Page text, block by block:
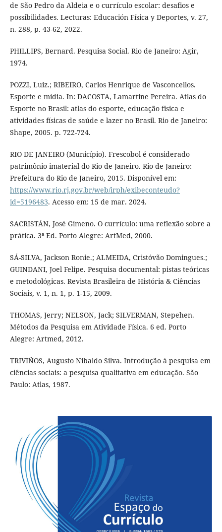
de São Pedro da Aldeia e o currículo escolar: desafios e
possibilidades. Lecturas: Educación Física y Deportes, v. 27,
n. 288, p. 43-62, 2022.
PHILLIPS, Bernard. Pesquisa Social. Rio de Janeiro: Agir,
1974.
POZZI, Luiz.; RIBEIRO, Carlos Henrique de Vasconcellos.
Esporte e mídia. In: DACOSTA, Lamartine Pereira. Atlas do
Esporte no Brasil: atlas do esporte, educação física e
atividades físicas de saúde e lazer no Brasil. Rio de Janeiro:
Shape, 2005. p. 722-724.
RIO DE JANEIRO (Município). Frescobol é considerado
patrimônio imaterial do Rio de Janeiro. Rio de Janeiro:
Prefeitura do Rio de Janeiro, 2015. Disponível em:
https://www.rio.rj.gov.br/web/irph/exibeconteudo?
id=5196483. Acesso em: 15 de mar. 2024.
SACRISTÁN, José Gimeno. O currículo: uma reflexão sobre a
prática. 3ª Ed. Porto Alegre: ArtMed, 2000.
SÁ-SILVA, Jackson Ronie.; ALMEIDA, Cristóvão Domingues.;
GUINDANI, Joel Felipe. Pesquisa documental: pistas teóricas
e metodológicas. Revista Brasileira de História & Ciências
Sociais, v. 1, n. 1, p. 1-15, 2009.
THOMAS, Jerry; NELSON, Jack; SILVERMAN, Stepehen.
Métodos da Pesquisa em Atividade Física. 6 ed. Porto
Alegre: Artmed, 2012.
TRIVIÑOS, Augusto Nibaldo Silva. Introdução à pesquisa em
ciências sociais: a pesquisa qualitativa em educação. São
Paulo: Atlas, 1987.